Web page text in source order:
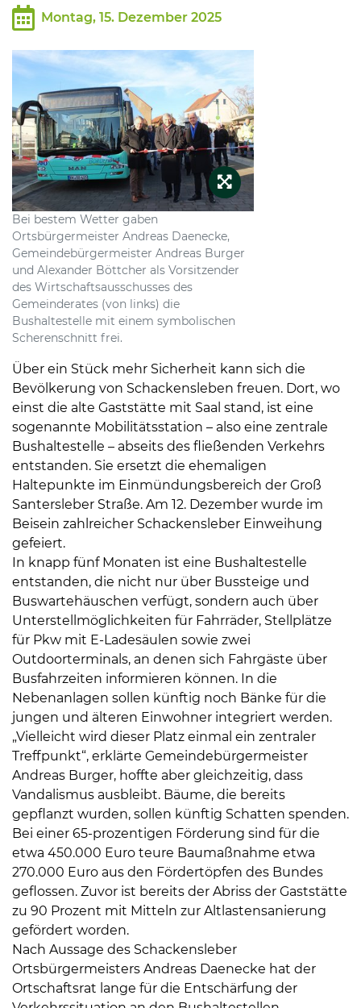
Bildung und Soziales
Wirtschaft, Bauen, Verkehr
Tourismus, Freizeit, Dorfleben
Ehrenamt und Engagement
Montag, 15. Dezember 2025
Bei bestem Wetter gaben
Ortsbürgermeister Andreas Daenecke,
Gemeindebürgermeister Andreas Burger
und Alexander Böttcher als Vorsitzender
des Wirtschaftsausschusses des
Gemeinderates (von links) die
Bushaltestelle mit einem symbolischen
Scherenschnitt frei.
Über ein Stück mehr Sicherheit kann sich die
Bevölkerung von Schackensleben freuen. Dort, wo
einst die alte Gaststätte mit Saal stand, ist eine
sogenannte Mobilitätsstation – also eine zentrale
Bushaltestelle – abseits des fließenden Verkehrs
entstanden. Sie ersetzt die ehemaligen
Haltepunkte im Einmündungsbereich der Groß
Santersleber Straße. Am 12. Dezember wurde im
Beisein zahlreicher Schackensleber Einweihung
gefeiert.
In knapp fünf Monaten ist eine Bushaltestelle
entstanden, die nicht nur über Bussteige und
Buswartehäuschen verfügt, sondern auch über
Unterstellmöglichkeiten für Fahrräder, Stellplätze
für Pkw mit E-Ladesäulen sowie zwei
Outdoorterminals, an denen sich Fahrgäste über
Busfahrzeiten informieren können. In die
Nebenanlagen sollen künftig noch Bänke für die
jungen und älteren Einwohner integriert werden.
„Vielleicht wird dieser Platz einmal ein zentraler
Treffpunkt“, erklärte Gemeindebürgermeister
Andreas Burger, hoffte aber gleichzeitig, dass
Vandalismus ausbleibt. Bäume, die bereits
gepflanzt wurden, sollen künftig Schatten spenden.
Bei einer 65-prozentigen Förderung sind für die
etwa 450.000 Euro teure Baumaßnahme etwa
270.000 Euro aus den Fördertöpfen des Bundes
geflossen. Zuvor ist bereits der Abriss der Gaststätte
zu 90 Prozent mit Mitteln zur Altlastensanierung
gefördert worden.
Nach Aussage des Schackensleber
Ortsbürgermeisters Andreas Daenecke hat der
Ortschaftsrat lange für die Entschärfung der